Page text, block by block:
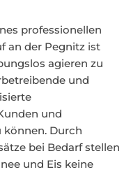
professionellen
an der Pegnitz ist
agieren zu
und
und
Durch
bei Bedarf stellen
und Eis keine